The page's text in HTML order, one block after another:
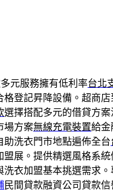
元服務擁有低利率台北
格登記昇降設備。超商
選擇搭配多元的借貸方
場方案無線充電裝置給金
洗衣門市地點遍佈全台
盟展。提供精選風格系統
洗衣加盟基本挑選需求
民間貸款融資公司貸款